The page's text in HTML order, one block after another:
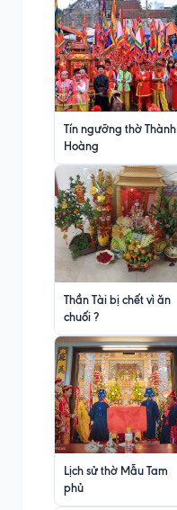
Tín ngưỡng thờ Thành
Hoàng
Thần Tài bị chết vì ăn
chuối ?
Lịch sử thờ Mẫu Tam
phủ